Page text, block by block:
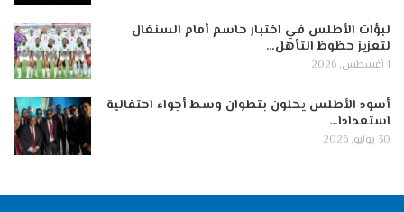
لبؤات الأطلس في اختبار حاسم أمام السنغال
لتعزيز حظوظ التأهل…
1 أغسطس, 2026
أسود الأطلس يحلون بتطوان وسط أجواء احتفالية
استعدادا…
30 يوليو, 2026